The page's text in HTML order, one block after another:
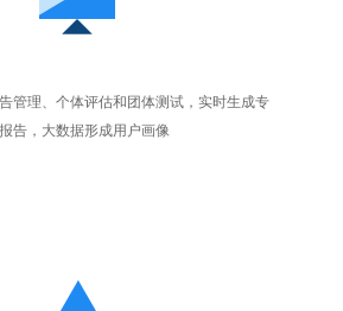
管理、个体评估和团体测试，实时生成专
告，大数据形成用户画像